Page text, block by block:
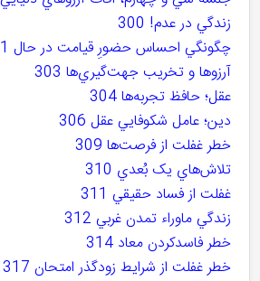
زندگي در عدم! 300
چگونگي احساس حضورِ قيامت در حال 301
آرزوها و تخريب جهت‌گيري‌ها 303
عقل؛ حافظ تجربه‌ها 304
دين؛ عامل شکوفايي عقل 306
خطر غفلت از فرصت‌ها 309
تلاش‌هاي يک بُعدي 310
غفلت از فساد حقيقي 311
زندگي ماوراء تمدن غربي 312
خطر فاسدکردن معاد 314
خطر غفلت از شرايط زودگذر امتحان 317